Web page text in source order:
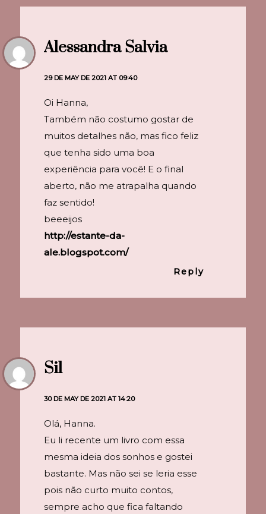
Alessandra Salvia
29 DE MAY DE 2021 AT 09:40
Oi Hanna,
Também não costumo gostar de
muitos detalhes não, mas fico feliz
que tenha sido uma boa
experiência para você! E o final
aberto, não me atrapalha quando
faz sentido!
beeeijos
http://estante-da-
ale.blogspot.com/
Reply
Sil
30 DE MAY DE 2021 AT 14:20
Olá, Hanna.
Eu li recente um livro com essa
mesma ideia dos sonhos e gostei
bastante. Mas não sei se leria esse
pois não curto muito contos,
sempre acho que fica faltando